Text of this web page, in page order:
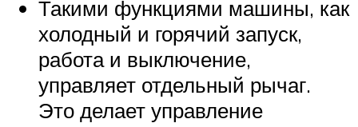
Такими функциями машины, как
холодный и горячий запуск,
работа и выключение,
управляет отдельный рычаг.
Это делает управление